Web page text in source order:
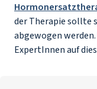
der Therapie sollte
abgewogen
ExpertInnen auf